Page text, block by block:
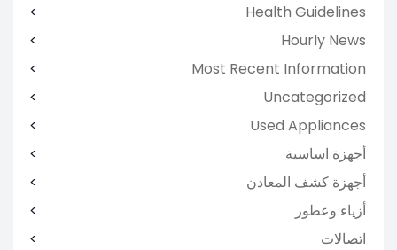
Health Guidelines
Hourly News
Most Recent Information
Uncategorized
Used Appliances
أجهزة اساسية
أجهزة كشف المعادن
أزياء وعطور
اتصالات